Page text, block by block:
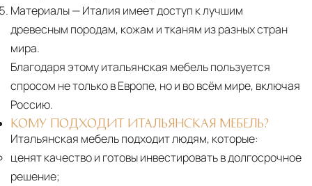
Материалы— Италия имеет доступ к лучшим
древесным породам, кожам и тканям из разных стран
мира.
Благодаря этому итальянская мебель пользуется
спросом не только в Европе, но и во всём мире, включая
Россию.
КОМУ ПОДХОДИТ ИТАЛЬЯНСКАЯ МЕБЕЛЬ?
Итальянская мебель подходит людям, которые:
ценят качество и готовы инвестировать в долгосрочное
решение;